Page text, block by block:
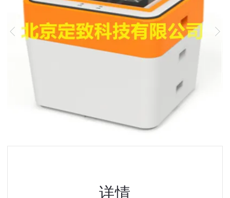
详情